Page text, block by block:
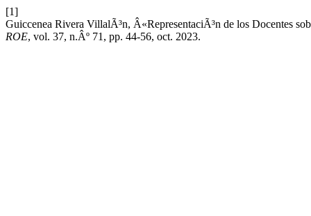
[1]
Guiccenea Rivera VillalÃ³n, Â«RepresentaciÃ³n de los Docentes
ROE, vol. 37, n.Âº 71, pp. 44-56, oct. 2023.